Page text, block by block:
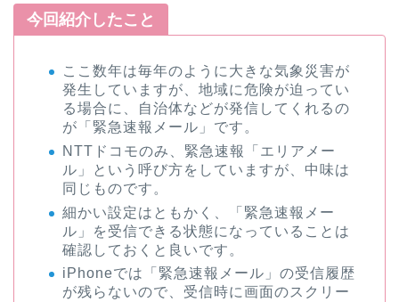
今回紹介したこと
ここ数年は毎年のように大きな気象災害が
発生していますが、地域に危険が迫ってい
る場合に、自治体などが発信してくれるの
が「緊急速報メール」です。
NTTドコモのみ、緊急速報「エリアメー
ル」という呼び方をしていますが、中味は
同じものです。
細かい設定はともかく、「緊急速報メー
ル」を受信できる状態になっていることは
確認しておくと良いです。
iPhoneでは「緊急速報メール」の受信履歴
が残らないので、受信時に画面のスクリー